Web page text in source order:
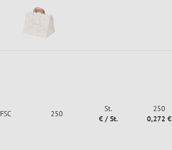
FSC 250
St.
€ / St.
250
0,272 €